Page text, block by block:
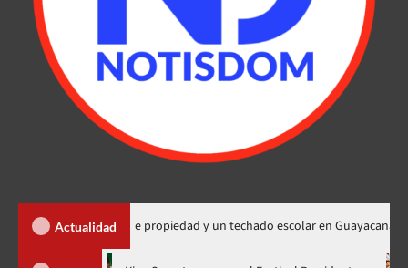
Actualidad
450 títulos de propiedad y un techado escolar en Guayacanal